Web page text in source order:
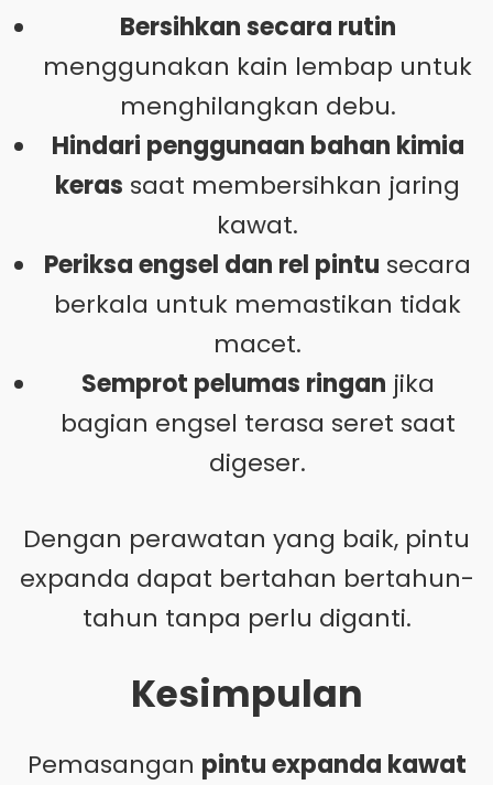
Bersihkan secara rutin
menggunakan kain lembap untuk
menghilangkan debu.
Hindari penggunaan bahan kimia
keras saat membersihkan jaring
kawat.
Periksa engsel dan rel pintu secara
berkala untuk memastikan tidak
macet.
Semprot pelumas ringan jika
bagian engsel terasa seret saat
digeser.
Dengan perawatan yang baik, pintu
expanda dapat bertahan bertahun-
tahun tanpa perlu diganti.
Kesimpulan
Pemasangan pintu expanda kawat